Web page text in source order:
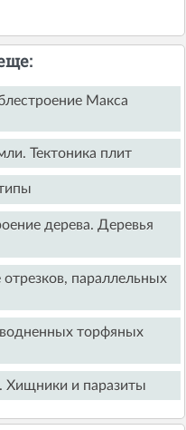
Макса
Тектоника плит
дерева. Деревья
параллельных
торфяных
Хищники и паразиты